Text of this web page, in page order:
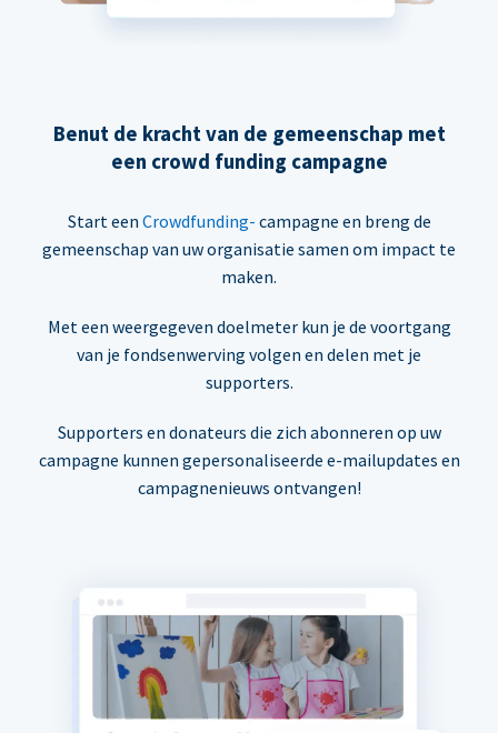
Benut de kracht van de gemeenschap met
een crowd funding campagne
Start een Crowdfunding- campagne en breng de
gemeenschap van uw organisatie samen om impact te
maken.
Met een weergegeven doelmeter kun je de voortgang
van je fondsenwerving volgen en delen met je
supporters.
Supporters en donateurs die zich abonneren op uw
campagne kunnen gepersonaliseerde e-mailupdates en
campagnenieuws ontvangen!